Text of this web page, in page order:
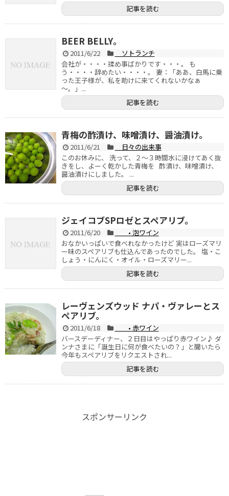
記事を読む
BEER BELLY。
2011/6/22
ソトランチ
会社が・・・・揉め事ばかりです・・・。 も
う・・・・辞めたい・・・・。 妻：「ああ、白馬に乗
った王子様が、私を助けに来てくれないかなぁ
～。」...
記事を読む
青梅の酢漬け、味噌漬け、醤油漬け。
2011/6/21
日々の出来事
このお休みに、 洗って、２～３時間水に浸けてあく抜
きをし、よーく乾かした青梅を 酢漬け、味噌漬け、
醤油漬けにしました。 ...
記事を読む
ジェイコブSPロゼとスペアリブ。
2011/6/20
• 泡ワイン
おなかいっぱいで食べれなかったけど 実はローズマリ
ー味のスペアリブも仕込んであったのでした。 塩・こ
しょう・にんにく・オイル・ローズマリー...
記事を読む
レーヴェンズウッド ナパ・ヴァレーとス
ペアリブ。
2011/6/18
• 赤ワイン
バースデーディナー、２日目はやっぱり赤ワイン♪ ダ
ンナさまに「誕生日に何が食べたいの？」と聞いたら
今年もスペアリブをリクエストされ...
記事を読む
スポンサーリンク